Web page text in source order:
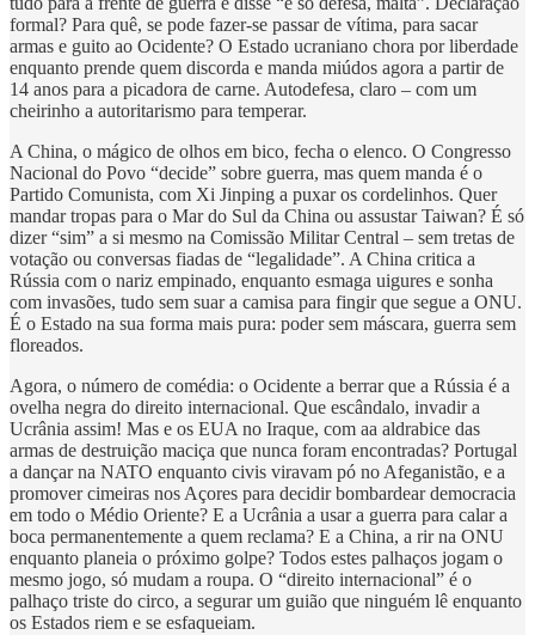
formal? Para quê, se pode fazer-se passar de vítima, para sacar
armas e guito ao Ocidente? O Estado ucraniano chora por liberdade
enquanto prende quem discorda e manda miúdos agora a partir de
14 anos para a picadora de carne. Autodefesa, claro – com um
cheirinho a autoritarismo para temperar.
A China, o mágico de olhos em bico, fecha o elenco. O Congresso
Nacional do Povo “decide” sobre guerra, mas quem manda é o
Partido Comunista, com Xi Jinping a puxar os cordelinhos. Quer
mandar tropas para o Mar do Sul da China ou assustar Taiwan? É só
dizer “sim” a si mesmo na Comissão Militar Central – sem tretas de
votação ou conversas fiadas de “legalidade”. A China critica a
Rússia com o nariz empinado, enquanto esmaga uigures e sonha
com invasões, tudo sem suar a camisa para fingir que segue a ONU.
É o Estado na sua forma mais pura: poder sem máscara, guerra sem
floreados.
Agora, o número de comédia: o Ocidente a berrar que a Rússia é a
ovelha negra do direito internacional. Que escândalo, invadir a
Ucrânia assim! Mas e os EUA no Iraque, com aa aldrabice das
armas de destruição maciça que nunca foram encontradas? Portugal
a dançar na NATO enquanto civis viravam pó no Afeganistão, e a
promover cimeiras nos Açores para decidir bombardear democracia
em todo o Médio Oriente? E a Ucrânia a usar a guerra para calar a
boca permanentemente a quem reclama? E a China, a rir na ONU
enquanto planeia o próximo golpe? Todos estes palhaços jogam o
mesmo jogo, só mudam a roupa. O “direito internacional” é o
palhaço triste do circo, a segurar um guião que ninguém lê enquanto
os Estados riem e se esfaqueiam.